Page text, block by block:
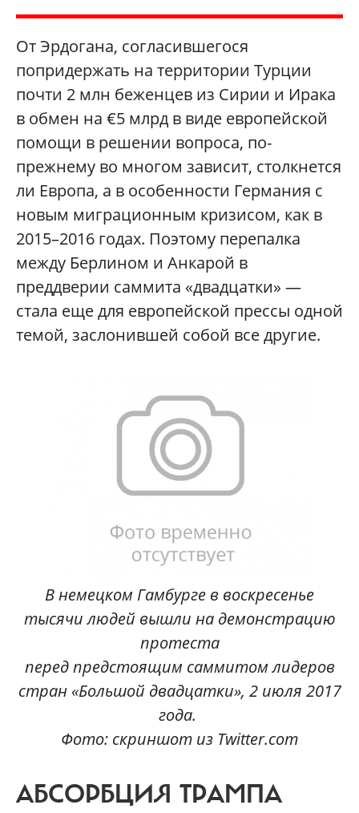
От Эрдогана, согласившегося
попридержать на территории Турции
почти 2 млн беженцев из Сирии и Ирака
в обмен на €5 млрд в виде европейской
помощи в решении вопроса, по-
прежнему во многом зависит, столкнется
ли Европа, а в особенности Германия с
новым миграционным кризисом, как в
2015–2016 годах. Поэтому перепалка
между Берлином и Анкарой в
преддверии саммита «двадцатки» —
стала еще для европейской прессы одной
темой, заслонившей собой все другие.
В немецком Гамбурге в воскресенье
тысячи людей вышли на демонстрацию
протеста
перед предстоящим саммитом лидеров
стран «Большой двадцатки», 2 июля 2017
года.
Фото: скриншот из Twitter.com
АБСОРБЦИЯ ТРАМПА